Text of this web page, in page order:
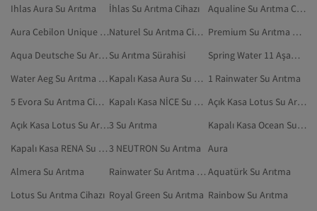
Ihlas Aura Su Arıtma İhlas Su Arıtma Cihazı
Aqualine Su Arıtma Cihazı
Aura Cebilon Unique Su Arıtma Cihazı
Naturel Su Arıtma Cihazı
Premium Su Arıtma Cihazı
Aqua Deutsche Su Arıtma Cihazı Su Arıtma Sürahisi
Spring Water 11 Aşamalı Su Arıtma Cihazı
Water Aeg Su Arıtma Cihazı
Kapalı Kasa Aura Su Arıtma Cihazı 1 Rainwater Su Arıtma
5 Evora Su Arıtma Cihazı
Kapalı Kasa NİCE Su Arıtma
Açık Kasa Lotus Su Arıtma Cihazı
Açık Kasa Lotus Su Arıtma3 Su Arıtma
Kapalı Kasa Ocean Su Arıtma
Kapalı Kasa RENA Su Arıtma3 NEUTRON Su Arıtma
Aura
Almera Su Arıtma
Rainwater Su Arıtma Cihazı Aquatürk Su Arıtma
Lotus Su Arıtma Cihazı Royal Green Su Arıtma Rainbow Su Arıtma